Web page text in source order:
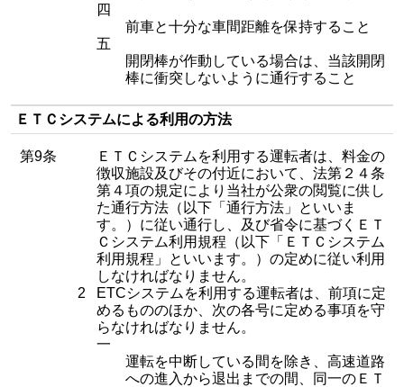
四
前車と十分な車間距離を保持すること
五
開閉棒が作動している場合は、当該開閉
棒に衝突しないように通行すること
ＥＴＣシステムによる利用の方法
第9条
ＥＴＣシステムを利用する運転者は、料金の
徴収施設及びその付近において、法第２４条
第４項の規定により当社が公衆の閲覧に供し
た通行方法（以下「通行方法」といいま
す。）に従い通行し、及び省令に基づくＥＴ
Ｃシステム利用規程（以下「ＥＴＣシステム
利用規程」といいます。）の定めに従い利用
しなければなりません。
2
ETCシステムを利用する運転者は、前項に定
めるもののほか、次の各号に定める事項を守
らなければなりません。
一
運転を中断している間を除き、高速道路
への進入から退出までの間、同一のＥＴ